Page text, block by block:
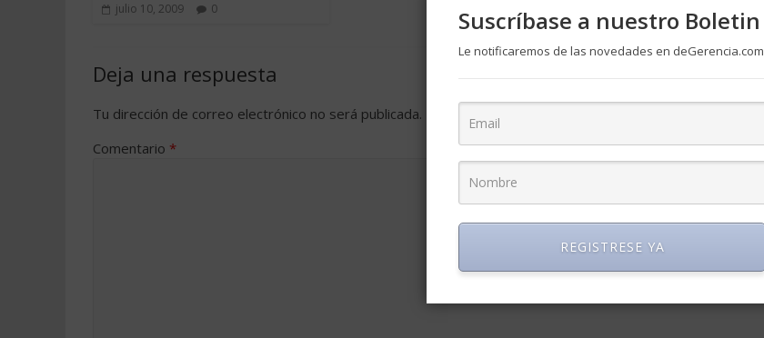
julio 10, 2009 0
Deja una respuesta
Tu dirección de correo electrónico no será publicada. Los campos obligatorios están marcados con
Comentario *
Suscríbase a nuestro Boletin
Le notificaremos de las novedades en deGerencia.com
REGISTRESE YA